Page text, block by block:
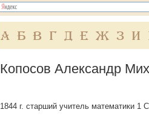
А Б В Г Д Е Ж З И
Копосов Александр
1844 г. старший учитель математики 1